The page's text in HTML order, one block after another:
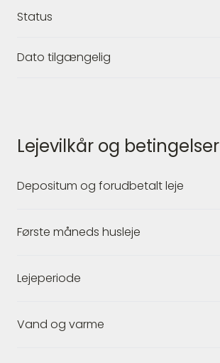
Status
Dato tilgængelig
Lejevilkår og betingelser
Depositum og forudbetalt leje
Første måneds husleje
Lejeperiode
Vand og varme